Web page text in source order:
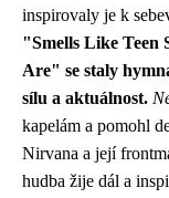
inspirovaly je k
"Smells Like
Are" se staly
sílu a aktuálnost.
kapelám a pomohl
Nirvana a její
hudba žije dál a